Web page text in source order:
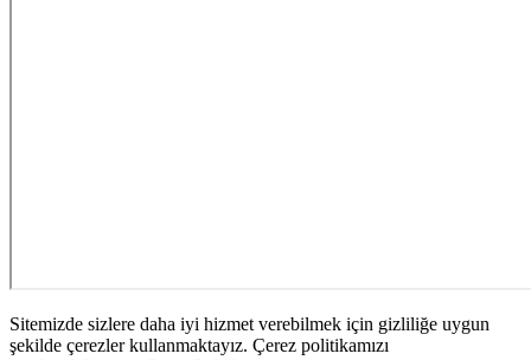
Sitemizde sizlere daha iyi hizmet verebilmek için gizliliğe uygun
şekilde çerezler kullanmaktayız. Çerez politikamızı